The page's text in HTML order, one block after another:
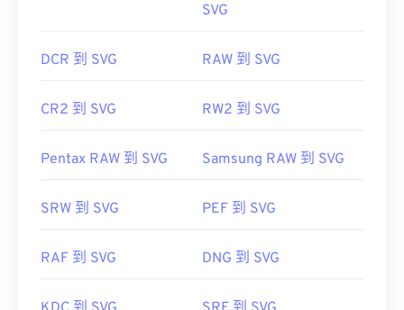
SVG
DCR 到 SVG RAW 到 SVG
CR2 到 SVG RW2 到 SVG
Pentax RAW 到 SVG Samsung RAW 到 SVG
SRW 到 SVG PEF 到 SVG
RAF 到 SVG DNG 到 SVG